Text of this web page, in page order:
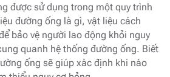
được sử dụng trong một quy trình
đường ống là gì, vật liệu cách
bảo vệ người lao động khỏi nguy
quanh hệ thống đường ống. Biết
ống sẽ giúp xác định khi nào